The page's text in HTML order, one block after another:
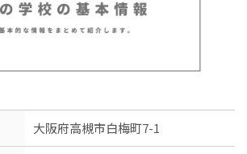
大阪府高槻市白梅町7-1